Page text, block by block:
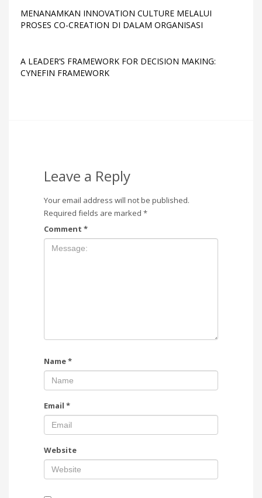
MENANAMKAN INNOVATION CULTURE MELALUI
PROSES CO-CREATION DI DALAM ORGANISASI
A LEADER’S FRAMEWORK FOR DECISION MAKING:
CYNEFIN FRAMEWORK
Leave a Reply
Your email address will not be published.
Required fields are marked *
Comment *
Name*
Email *
Website